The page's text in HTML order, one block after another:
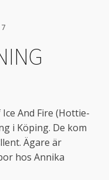
And Fire (Hottie-
i Köping. De kom
Ägare är
hos Annika